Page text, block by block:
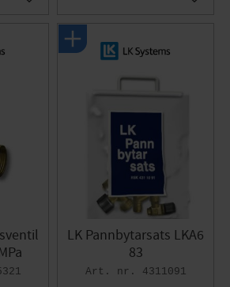
LK Pannbytarsats LKA6
83
4311091